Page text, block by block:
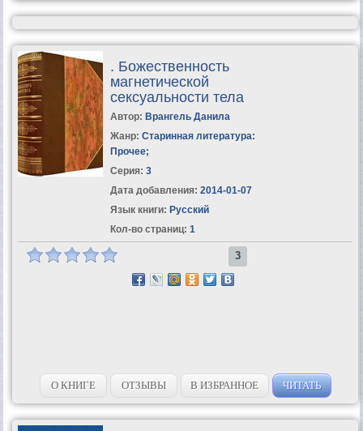
. Божественность
магнетической
сексуальности тела
Автор: Врангель Данила
Жанр: Старинная литература:
Прочее;
Серия: 3
Дата добавления: 2014-01-07
Язык книги: Русский
Кол-во страниц: 1
3
О КНИГЕ ОТЗЫВЫ В ИЗБРАННОЕ ЧИТАТЬ